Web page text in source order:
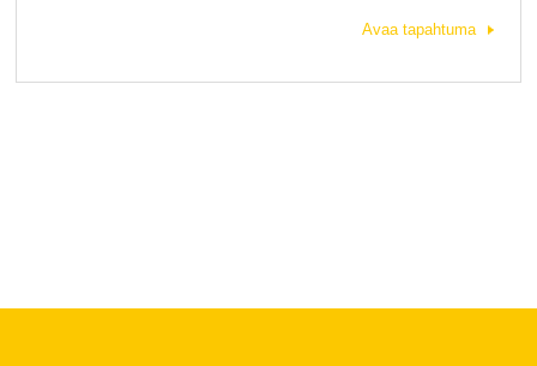
Avaa tapahtuma